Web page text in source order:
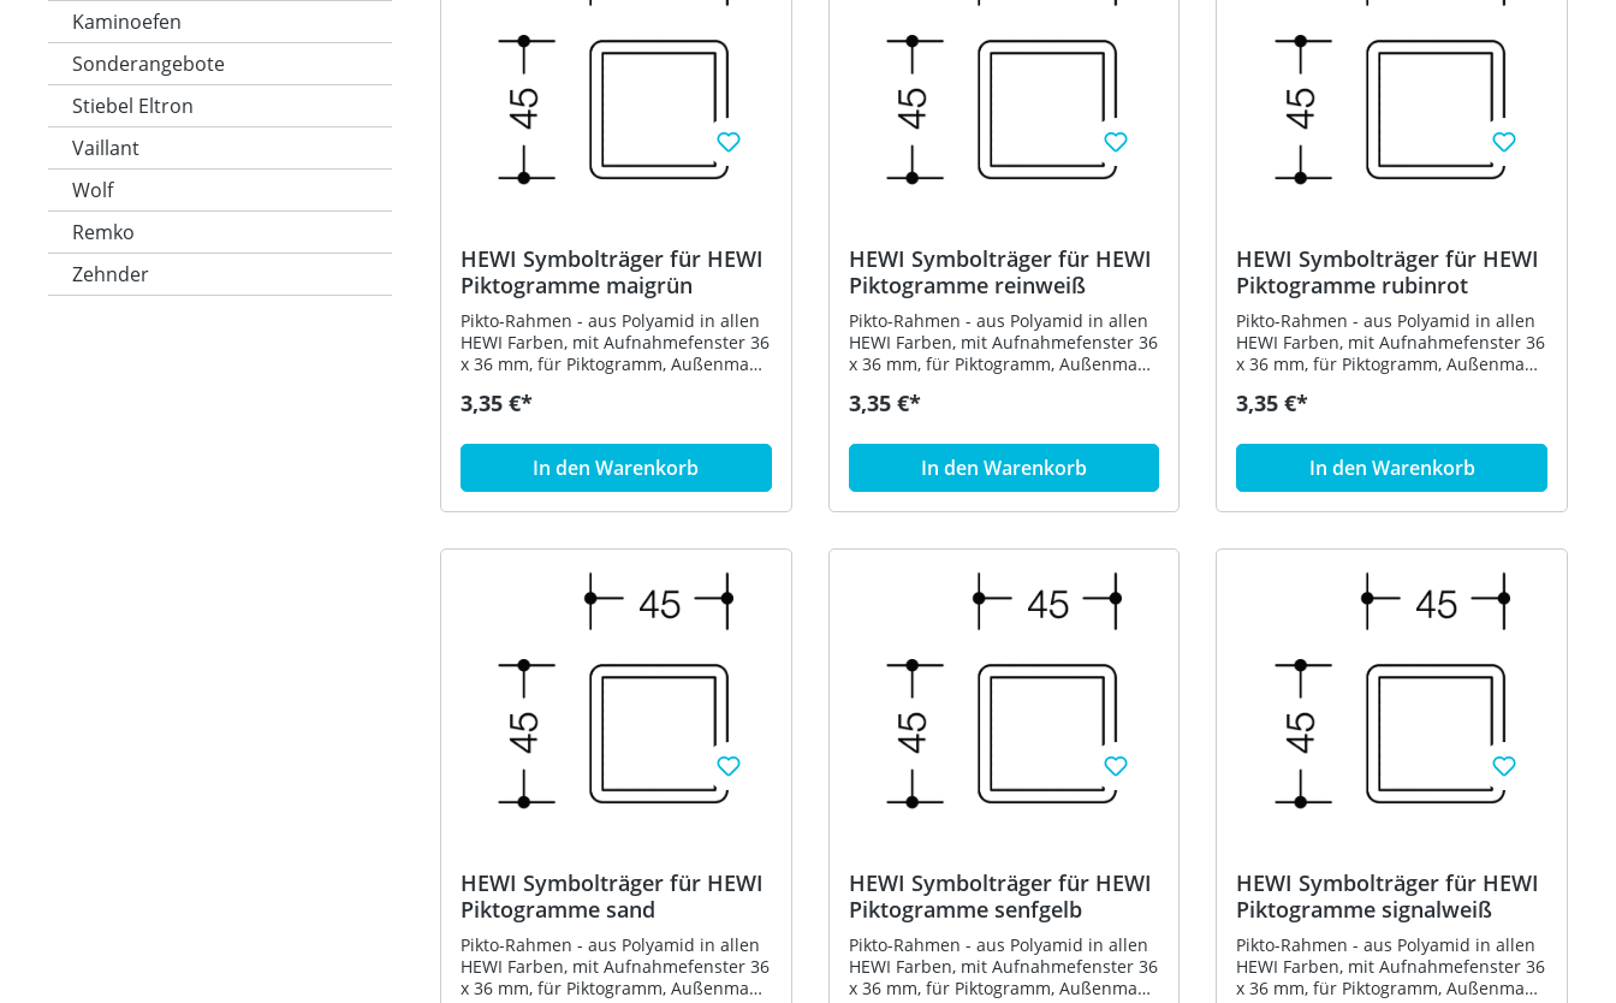
Kaminoefen
Sonderangebote
Stiebel Eltron
Vaillant
Wolf
Remko
Zehnder
HEWI Symbolträger für HEWI
Piktogramme maigrün
Pikto-Rahmen - aus Polyamid in allen
HEWI Farben, mit Aufnahmefenster 36
x 36 mm, für Piktogramm, Außenmaße
(Maigrün)
3,35 €*
In den Warenkorb
HEWI Symbolträger für HEWI
Piktogramme reinweiß
Pikto-Rahmen - aus Polyamid in allen
HEWI Farben, mit Aufnahmefenster 36
x 36 mm, für Piktogramm, Außenmaße
(Reinweiß)
3,35 €*
In den Warenkorb
HEWI Symbolträger für HEWI
Piktogramme rubinrot
Pikto-Rahmen - aus Polyamid in allen
HEWI Farben, mit Aufnahmefenster 36
x 36 mm, für Piktogramm, Außenmaße
(Rubinrot)
3,35 €*
In den Warenkorb
HEWI Symbolträger für HEWI
Piktogramme sand
Pikto-Rahmen - aus Polyamid in allen
HEWI Farben, mit Aufnahmefenster 36
x 36 mm, für Piktogramm, Außenmaße
HEWI Symbolträger für HEWI
Piktogramme senfgelb
Pikto-Rahmen - aus Polyamid in allen
HEWI Farben, mit Aufnahmefenster 36
x 36 mm, für Piktogramm, Außenmaße
HEWI Symbolträger für HEWI
Piktogramme signalweiß
Pikto-Rahmen - aus Polyamid in allen
HEWI Farben, mit Aufnahmefenster 36
x 36 mm, für Piktogramm, Außenmaße